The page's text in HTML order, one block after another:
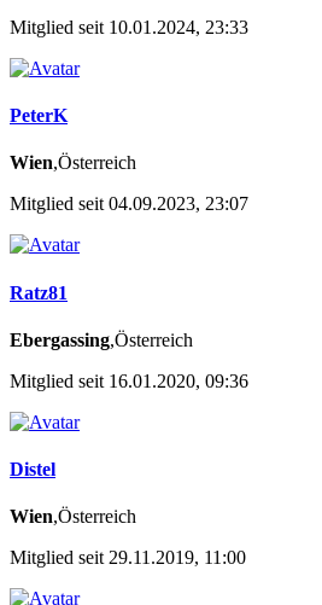
Mitglied seit 10.01.2024, 23:33
PeterK
Wien,Österreich
Mitglied seit 04.09.2023, 23:07
Ratz81
Ebergassing,Österreich
Mitglied seit 16.01.2020, 09:36
Distel
Wien,Österreich
Mitglied seit 29.11.2019, 11:00